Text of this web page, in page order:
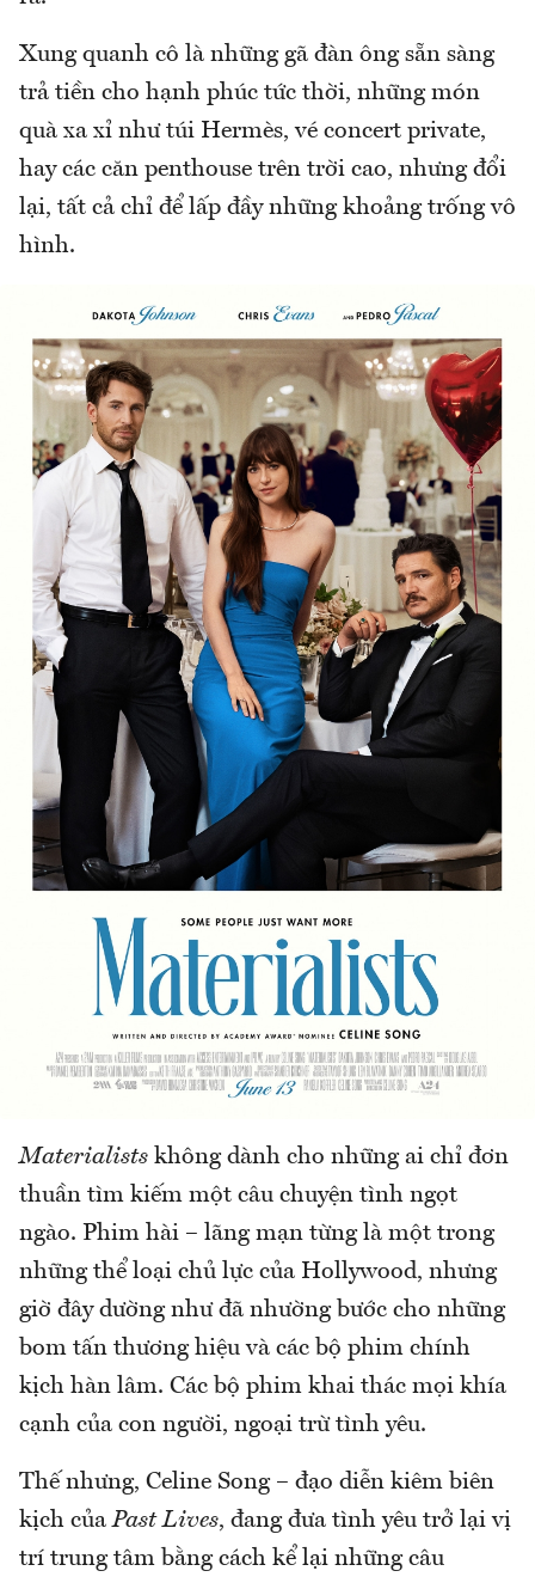
Xung quanh cô là những gã đàn ông sẵn sàng
trả tiền cho hạnh phúc tức thời, những món
quà xa xỉ như túi Hermès, vé concert private,
hay các căn penthouse trên trời cao, nhưng đổi
lại, tất cả chỉ để lấp đầy những khoảng trống vô
hình.
Materialists không dành cho những ai chỉ đơn
thuần tìm kiếm một câu chuyện tình ngọt
ngào. Phim hài – lãng mạn từng là một trong
những thể loại chủ lực của Hollywood, nhưng
giờ đây dường như đã nhường bước cho những
bom tấn thương hiệu và các bộ phim chính
kịch hàn lâm. Các bộ phim khai thác mọi khía
cạnh của con người, ngoại trừ tình yêu.
Thế nhưng, Celine Song – đạo diễn kiêm biên
kịch củaPast Lives, đang đưa tình yêu trở lại vị
trí trung tâm bằng cách kể lại những câu